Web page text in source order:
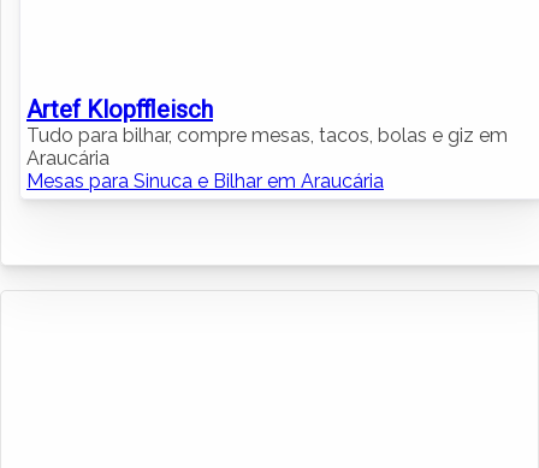
Artef Klopffleisch
Tudo para bilhar, compre mesas, tacos, bolas e giz em
Araucária
Mesas para Sinuca e Bilhar em Araucária